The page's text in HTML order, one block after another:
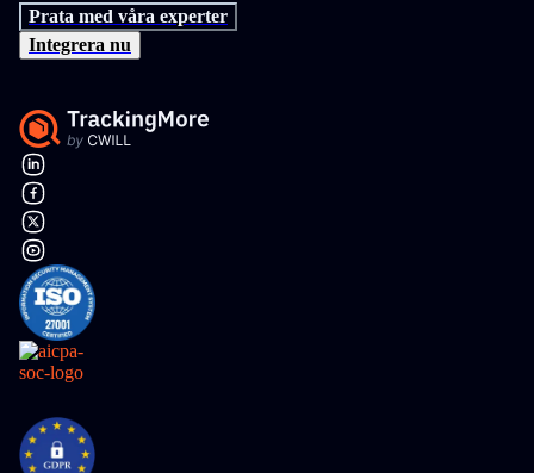
Prata med våra experter
Integrera nu